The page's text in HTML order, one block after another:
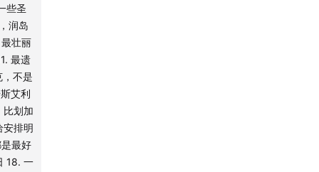
些圣
润岛
壮丽
最遗
，不是
艾利
比划加
安排明
最好
18. 一